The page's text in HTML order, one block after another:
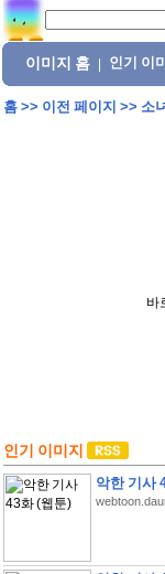
이미지 홈 인기 이
홈>> 이전 페이지 >> 소
바
인기 이미지
악한 기사